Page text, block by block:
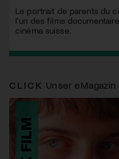
Le portrait de parents du
l'un des films
cinéma suisse.
CLICK Unser eMagazin